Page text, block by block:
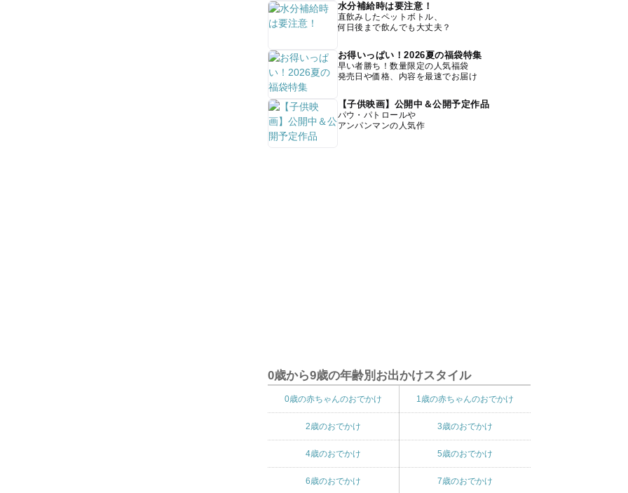
水分補給時は要注意！
直飲みしたペットボトル、
何日後まで飲んでも大丈夫？
お得いっぱい！2026夏の福袋特集
早い者勝ち！数量限定の人気福袋
発売日や価格、内容を最速でお届け
【子供映画】公開中＆公開予定作品
パウ・パトロールや
アンパンマンの人気作
0歳から9歳の年齢別お出かけスタイル
0歳の赤ちゃんのおでかけ 1歳の赤ちゃんのおでかけ
2歳のおでかけ 3歳のおでかけ
4歳のおでかけ 5歳のおでかけ
6歳のおでかけ 7歳のおでかけ